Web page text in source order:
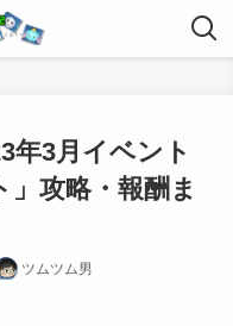
年3月イベント
」攻略・報酬ま
ツムツム男